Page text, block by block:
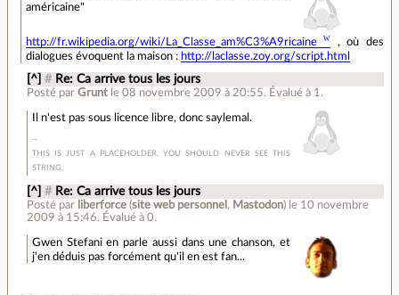
américaine"
http://fr.wikipedia.org/wiki/La_Classe_am%C3%A9ricaine
, où des
dialogues évoquent la maison : http://laclasse.zoy.org/script.html
[^] # Re: Ca arrive tous les jours
Posté par Grunt le 08 novembre 2009 à 20:55.Évalué à 1.
Il n'est pas sous licence libre, donc saylemal.
THIS IS JUST A PLACEHOLDER. YOU SHOULD NEVER SEE THIS
STRING.
[^] # Re: Ca arrive tous les jours
Posté par liberforce(site web personnel , Mastodon) le 10 novembre
2009 à 15:46. Évalué à 0.
Gwen Stefani en parle aussi dans une chanson, et
j'en déduis pas forcément qu'il en est fan...